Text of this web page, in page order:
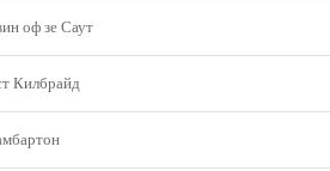
оф зе Саут
Килбрайд